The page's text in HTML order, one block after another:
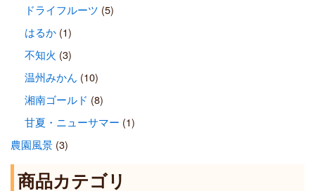
ドライフルーツ (5)
はるか(1)
不知火 (3)
温州みかん (10)
湘南ゴールド (8)
甘夏・ニューサマー (1)
農園風景(3)
商品カテゴリ